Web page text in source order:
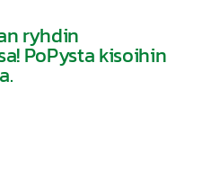
ryhdin
PoPysta kisoihin